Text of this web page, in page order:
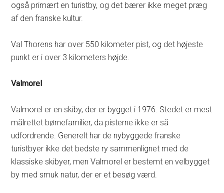
også primært en turistby, og det bærer ikke meget præg
af den franske kultur.
Val Thorens har over 550 kilometer pist, og det højeste
punkt er i over 3 kilometers højde.
Valmorel
Valmorel er en skiby, der er bygget i 1976. Stedet er mest
målrettet børnefamilier, da pisterne ikke er så
udfordrende. Generelt har de nybyggede franske
turistbyer ikke det bedste ry sammenlignet med de
klassiske skibyer, men Valmorel er bestemt en velbygget
by med smuk natur, der er et besøg værd.